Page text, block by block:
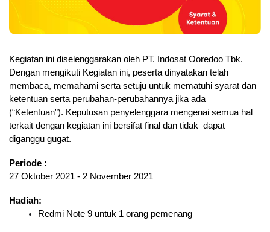
Kegiatan ini diselenggarakan oleh PT. Indosat Ooredoo Tbk.
Dengan mengikuti Kegiatan ini, peserta dinyatakan telah
membaca, memahami serta setuju untuk mematuhi syarat dan
ketentuan serta perubahan-perubahannya jika ada
(“Ketentuan”). Keputusan penyelenggara mengenai semua hal
terkait dengan kegiatan ini bersifat final dan tidak  dapat
diganggu gugat.
Periode :
27 Oktober 2021 - 2 November 2021
Hadiah:
Redmi Note 9 untuk 1 orang pemenang